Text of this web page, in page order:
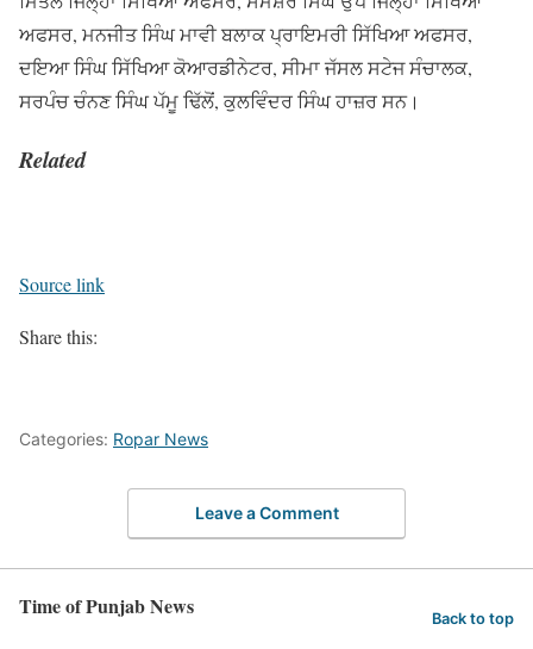
ਅਫਸਰ, ਮਨਜੀਤ ਸਿੰਘ ਮਾਵੀ ਬਲਾਕ ਪ੍ਰਾਇਮਰੀ ਸਿੱਖਿਆ ਅਫਸਰ,
ਦਇਆ ਸਿੰਘ ਸਿੱਖਿਆ ਕੋਆਰਡੀਨੇਟਰ, ਸੀਮਾ ਜੱਸਲ ਸਟੇਜ ਸੰਚਾਲਕ,
ਸਰਪੰਚ ਚੰਨਣ ਸਿੰਘ ਪੱਮੂ ਢਿੱਲੋਂ, ਕੁਲਵਿੰਦਰ ਸਿੰਘ ਹਾਜ਼ਰ ਸਨ।
Related
Source link
Share this:
Categories: Ropar News
Leave a Comment
Time of Punjab News Back to top